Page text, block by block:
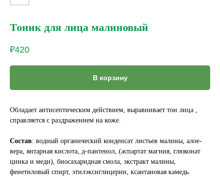
Тоник для лица малиновый
₽420
В корзину
Обладает антисептическим действием, выравнивает тон лица ,
справляется с раздражением на коже.
Состав: водный органический конденсат листьев малины, алое-
вера, янтарная кислота, д-пантенол, (аспартат магния, глюконат
цинка и меди), биосахаридная смола, экстракт малины,
фенетиловый спирт, этилэксиглицерин, ксантановая камедь.